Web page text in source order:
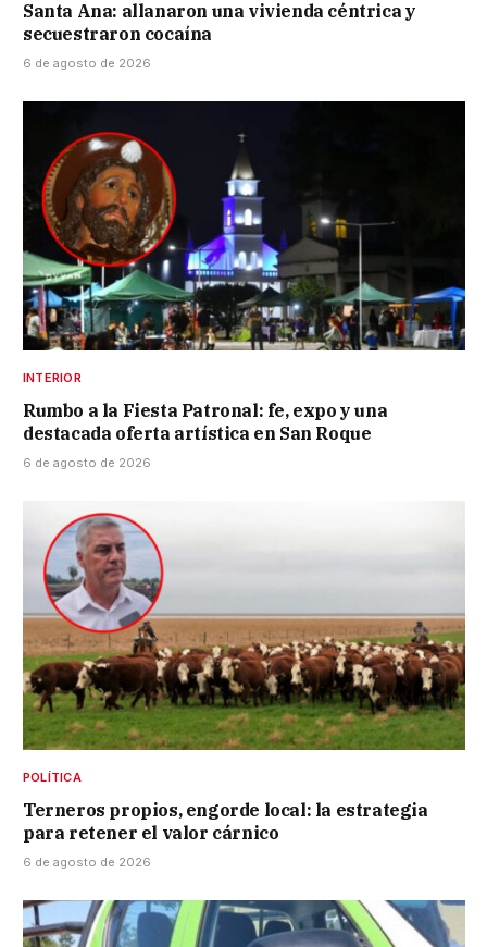
Santa Ana: allanaron una vivienda céntrica y
secuestraron cocaína
6 de agosto de 2026
INTERIOR
Rumbo a la Fiesta Patronal: fe, expo y una
destacada oferta artística en San Roque
6 de agosto de 2026
POLÍTICA
Terneros propios, engorde local: la estrategia
para retener el valor cárnico
6 de agosto de 2026